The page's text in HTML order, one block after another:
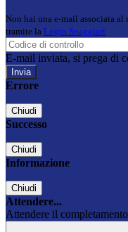
Non hai una e-mail associata al
tramite la Login Spaggiari
E-mail inviata, si prega di
Errore
Chiudi
Successo
Chiudi
Informazione
Chiudi
Attendere...
Attendere il